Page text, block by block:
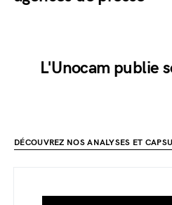
L'Unocam publie
DÉCOUVREZ NOS ANALYSES ET